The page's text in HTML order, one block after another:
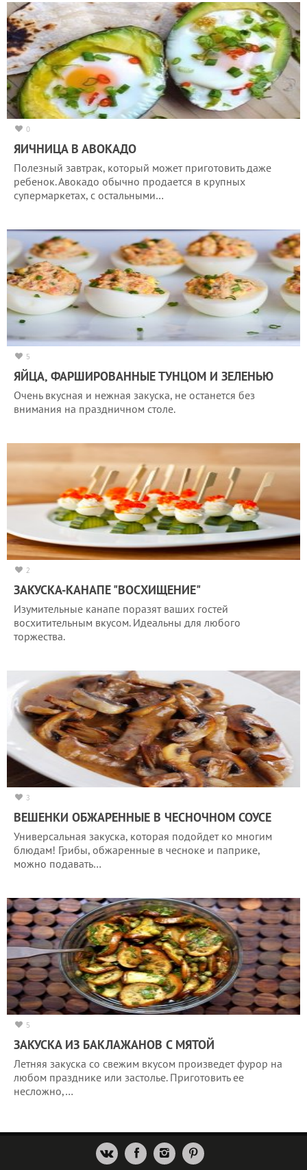
0
ЯИЧНИЦА В АВОКАДО
Полезный завтрак, который может приготовить даже
ребенок. Авокадо обычно продается в крупных
супермаркетах, с остальными…
5
ЯЙЦА, ФАРШИРОВАННЫЕ ТУНЦОМ И ЗЕЛЕНЬЮ
Очень вкусная и нежная закуска, не останется без
внимания на праздничном столе.
2
ЗАКУСКА-КАНАПЕ "ВОСХИЩЕНИЕ"
Изумительные канапе поразят ваших гостей
восхитительным вкусом. Идеальны для любого
торжества.
3
ВЕШЕНКИ ОБЖАРЕННЫЕ В ЧЕСНОЧНОМ СОУСЕ
Универсальная закуска, которая подойдет ко многим
блюдам! Грибы, обжаренные в чесноке и паприке,
можно подавать…
5
ЗАКУСКА ИЗ БАКЛАЖАНОВ С МЯТОЙ
Летняя закуска со свежим вкусом произведет фурор на
любом празднике или застолье. Приготовить ее
несложно,…